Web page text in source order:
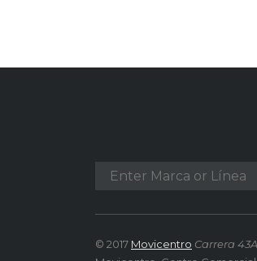
© 2017 Movicentro Carrera